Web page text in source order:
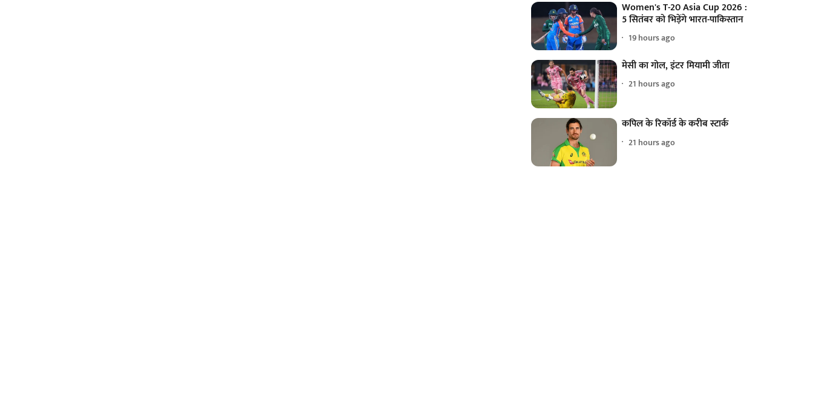
Women's T-20 Asia Cup 2026 :
5 सितंबर को भिड़ेंगे भारत-पाकिस्तान
19 hours ago
मेसी का गोल, इंटर मियामी जीता
21 hours ago
कपिल के रिकॉर्ड के करीब स्टार्क
21 hours ago